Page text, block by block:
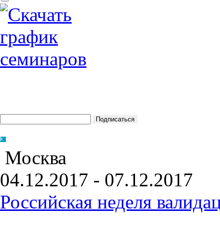
Москва
04.12.2017 - 07.12.2017
Российская неделя